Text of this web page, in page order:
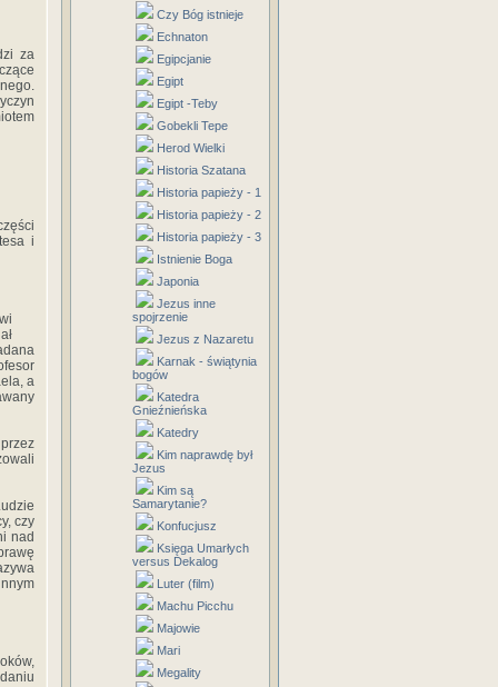
za
i
a
czy
nad
Czy Bóg istnieje
Echnaton
Egipcjanie
Egipt
Egipt -Teby
Gobekli Tepe
Herod Wielki
Historia Szatana
Historia papieży - 1
Historia papieży - 2
Historia papieży - 3
Istnienie Boga
Japonia
Jezus inne
spojrzenie
Jezus z Nazaretu
Karnak - świątynia
bogów
Katedra
Gnieźnieńska
Katedry
Kim naprawdę był
Jezus
Kim są
Samarytanie?
Konfucjusz
Księga Umarłych
versus Dekalog
Luter (film)
Machu Picchu
Majowie
Mari
Megality